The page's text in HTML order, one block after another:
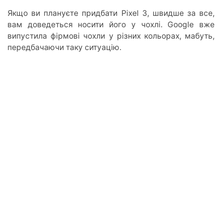
Якщо ви плануєте придбати Pixel 3, швидше за все,
вам доведеться носити його у чохлі. Google вже
випустила фірмові чохли у різних кольорах, мабуть,
передбачаючи таку ситуацію.